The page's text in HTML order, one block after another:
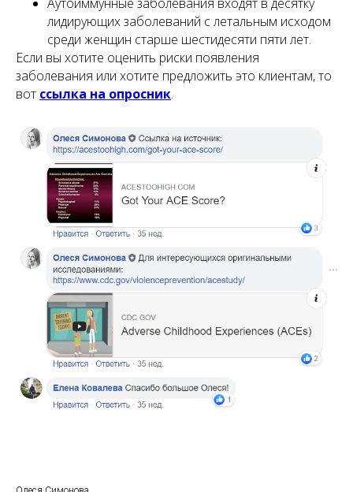
лидирующих заболеваний с летальным исходом
среди женщин старше шестидесяти пяти лет.
Если вы хотите оценить риски появления
заболевания или хотите предложить это клиентам, то
вот ссылка на опросник.